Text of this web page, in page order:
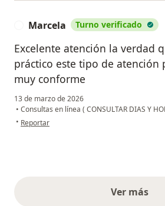
Marcela Turno verificado
Excelente atención la verdad
práctico este tipo de atención
muy conforme
13 de marzo de 2026
• Consultas en línea ( CONSULTAR DIAS Y
• en opinión del usuario Marcela
Reportar
Ver más